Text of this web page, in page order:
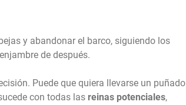
y abandonar el barco, siguiendo los
de después.
Puede que quiera llevarse un puñado
con todas las reinas potenciales,